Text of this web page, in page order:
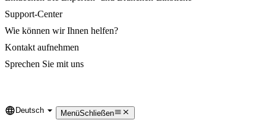
Support-Center
Wie können wir Ihnen helfen?
Kontakt aufnehmen
Sprechen Sie mit uns
Language
Deutsch MenüSchließen